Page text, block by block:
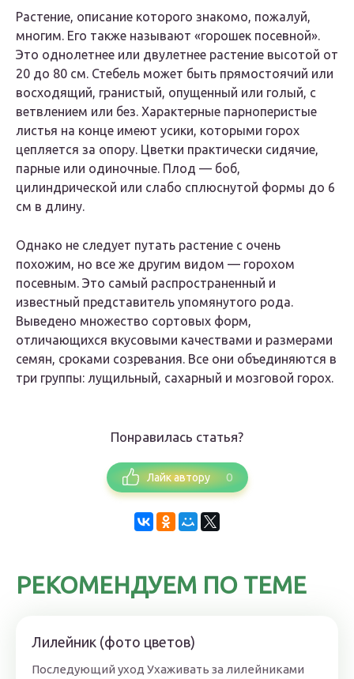
Растение, описание которого знакомо, пожалуй,
многим. Его также называют «горошек посевной».
Это однолетнее или двулетнее растение высотой от
20 до 80 см. Стебель может быть прямостоячий или
восходящий, гранистый, опущенный или голый, с
ветвлением или без. Характерные парноперистые
листья на конце имеют усики, которыми горох
цепляется за опору. Цветки практически сидячие,
парные или одиночные. Плод — боб,
цилиндрической или слабо сплюснутой формы до 6
см в длину.
Однако не следует путать растение с очень
похожим, но все же другим видом — горохом
посевным. Это самый распространенный и
известный представитель упомянутого рода.
Выведено множество сортовых форм,
отличающихся вкусовыми качествами и размерами
семян, сроками созревания. Все они объединяются в
три группы: лущильный, сахарный и мозговой горох.
Понравилась статья?
Лайк автору 0
РЕКОМЕНДУЕМ ПО ТЕМЕ
Лилейник (фото цветов)
Последующий уход Ухаживать за лилейниками